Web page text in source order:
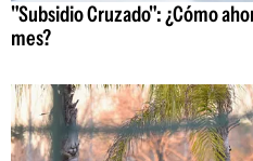
"Subsidio Cruzado": ¿Cómo
mes?